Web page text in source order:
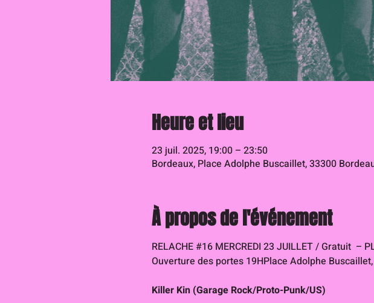
Heure et lieu
23 juil. 2025, 19:00 – 23:50
Bordeaux, Place Adolphe Buscaillet, 33300
À propos de l'événement
RELACHE #16 MERCREDI 23 JUILLET / Gratuit  –
Ouverture des portes 19HPlace Adolphe
Killer Kin (Garage Rock/Proto-Punk/US)